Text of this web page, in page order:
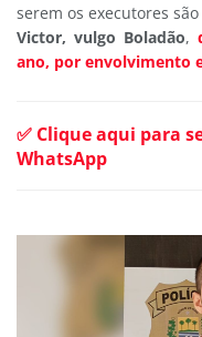
serem os executores são
Victor, vulgo Boladão,
ano, por envolvimento
✅ Clique aqui para
WhatsApp